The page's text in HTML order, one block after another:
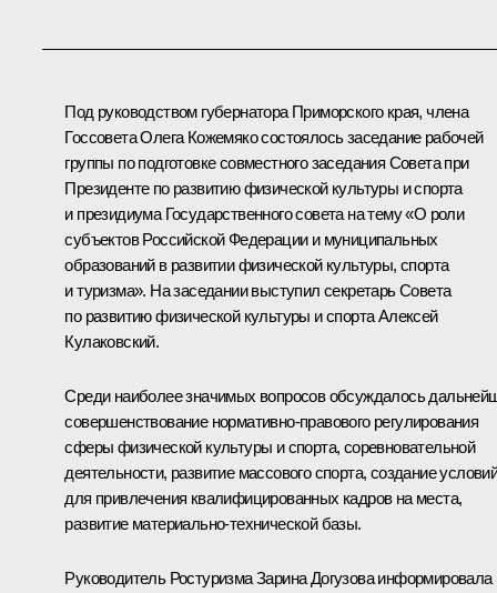
Под руководством губернатора Приморского края, члена
ГоссоветаОлега Кожемякосостоялось заседание рабочей
группы по подготовке совместного заседания Совета при
Президенте по развитию физической культуры и спорта
и президиума Государственного совета на тему «О роли
субъектов Российской Федерации и муниципальных
образований в развитии физической культуры, спорта
и туризма». На заседании выступил секретарь Совета
по развитию физической культуры и спорта Алексей
Кулаковский.
Среди наиболее значимых вопросов обсуждалось
совершенствование нормативно-правового регулирования
сферы физической культуры и спорта, соревновательной
деятельности, развитие массового спорта, создание
для привлечения квалифицированных кадров на места,
развитие материально-технической базы.
Руководитель Ростуризма Зарина Догузова информировала